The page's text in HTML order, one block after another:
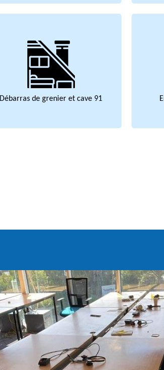
Débarras de grenier et cave 91